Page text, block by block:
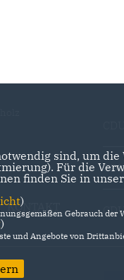
KONTAKT
sind, um
Für die
finden Sie in
)
Gebrauch der
)
und Angebote von